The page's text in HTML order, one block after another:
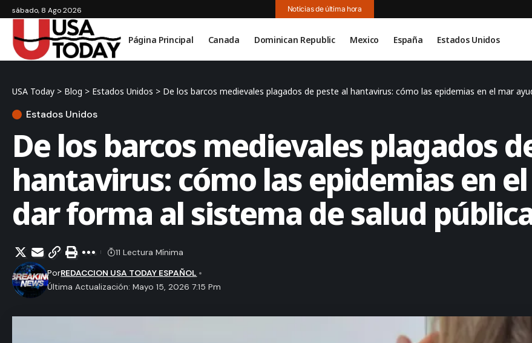
sábado, 8 Ago 2026 Noticias de última hora
Página Principal Canada Dominican Republic Mexico España Estados Unidos
USA Today > Blog > Estados Unidos > De los barcos medievales plagados de peste al hantavirus: cómo las epidemias en el mar
Estados Unidos
De los barcos medievales plagados
hantavirus: cómo las epidemias en
dar forma al sistema de salud
Última Actualización: Mayo 15, 2026 7:15 Pm
PorREDACCION USA TODAY ESPAÑOL
11 Lectura Mínima